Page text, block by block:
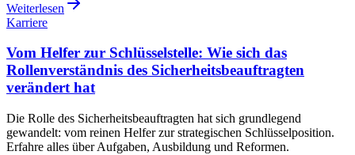
Weiterlesen
Karriere
Vom Helfer zur Schlüsselstelle: Wie sich das
Rollenverständnis des Sicherheitsbeauftragten
verändert hat
Die Rolle des Sicherheitsbeauftragten hat sich grundlegend
gewandelt: vom reinen Helfer zur strategischen Schlüsselposition.
Erfahre alles über Aufgaben, Ausbildung und Reformen.